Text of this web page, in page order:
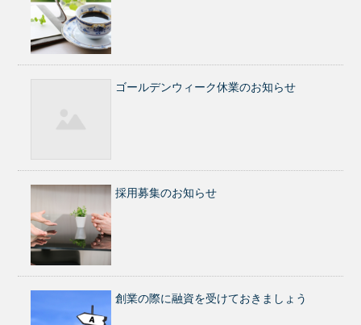
ゴールデンウィーク休業のお知らせ
採用募集のお知らせ
創業の際に融資を受けておきましょう